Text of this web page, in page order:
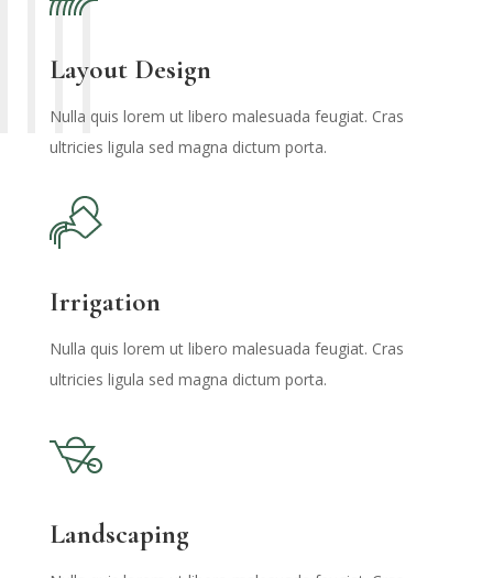
Layout Design
Nulla quis lorem ut libero malesuada feugiat. Cras
ultricies ligula sed magna dictum porta.
Irrigation
Nulla quis lorem ut libero malesuada feugiat. Cras
ultricies ligula sed magna dictum porta.
Landscaping